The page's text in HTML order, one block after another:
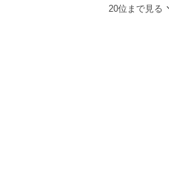
20位まで見る